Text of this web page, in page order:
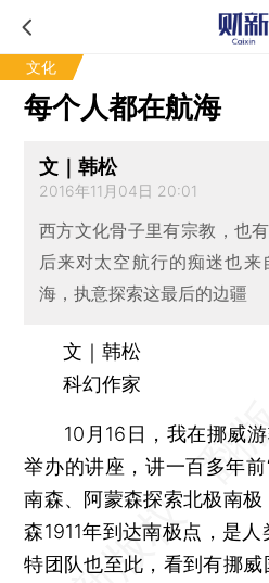
文化
每个人都在航海
文｜韩松
2016年11月04日 20:01
西方文化骨子里有宗教，也
后来对太空航行的痴迷也
海，执意探索这最后的边疆
文｜韩松
科幻作家
10月16日，我在挪威游
举办的讲座，讲一百多年
南森、阿蒙森探索北极南
森1911年到达南极点，是
特团队也至此，看到有挪